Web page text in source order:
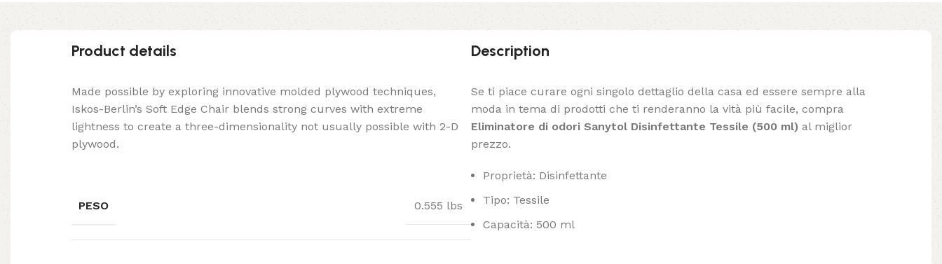
Product details
Made possible by exploring innovative molded plywood techniques,
Iskos-Berlin’s Soft Edge Chair blends strong curves with extreme
lightness to create a three-dimensionality not usually possible with 2-D
plywood.
PESO 0.555 lbs
Description
Se ti piace curare ogni singolo dettaglio della casa ed essere sempre alla
moda in tema di prodotti che ti renderanno la vità più facile, compra
Eliminatore di odori Sanytol Disinfettante Tessile (500 ml) al miglior
prezzo.
Proprietà: Disinfettante
Tipo: Tessile
Capacità: 500 ml